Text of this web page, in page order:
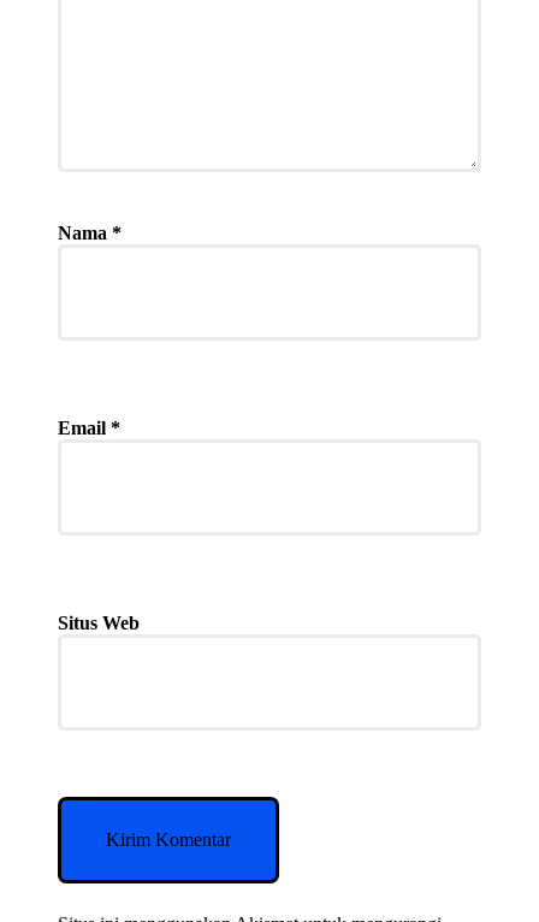
Nama *
Email *
Situs Web